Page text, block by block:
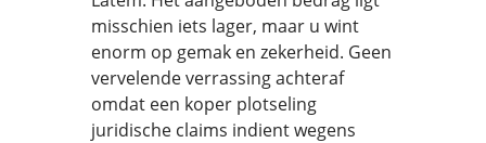
misschien iets lager, maar u wint
enorm op gemak en zekerheid. Geen
vervelende verrassing achteraf
omdat een koper plotseling
juridische claims indient wegens